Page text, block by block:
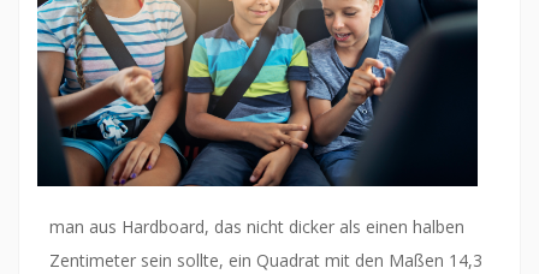
man aus Hardboard, das nicht dicker als einen halben
Zentimeter sein sollte, ein Quadrat mit den Maßen 14,3